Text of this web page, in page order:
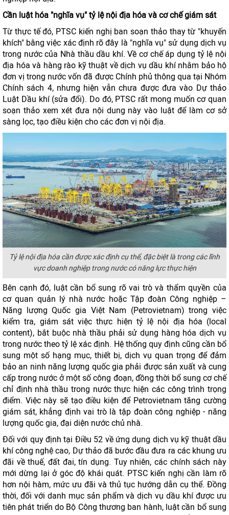
Cần luật hóa "nghĩa vụ" tỷ lệ nội địa hóa và cơ chế giám sát
Từ thực tế đó, PTSC kiến nghị ban soạn thảo thay từ "khuyến
khích" bằng việc xác định rõ đây là "nghĩa vụ" sử dụng dịch vụ
trong nước của Nhà thầu dầu khí. Về cơ chế áp dụng tỷ lệ nội
địa hóa và hàng rào kỹ thuật về dịch vụ dầu khí nhằm bảo hộ
đơn vị trong nước vốn đã được Chính phủ thông qua tại Nhóm
Chính sách 4, nhưng hiện vẫn chưa được đưa vào Dự thảo
Luật Dầu khí (sửa đổi). Do đó, PTSC rất mong muốn cơ quan
soạn thảo xem xét đưa nội dung này vào luật để làm cơ sở
sàng lọc, tạo điều kiện cho các đơn vị nội địa.
Tỷ lệ nội địa hóa cần được xác định cụ thể, đặc biệt là trong các lĩnh
vực doanh nghiệp trong nước có năng lực thực hiện
Bên cạnh đó, luật cần bổ sung rõ vai trò và thẩm quyền của
cơ quan quản lý nhà nước hoặc Tập đoàn Công nghiệp –
Năng lượng Quốc gia Việt Nam (Petrovietnam) trong việc
kiểm tra, giám sát việc thực hiện tỷ lệ nội địa hóa (local
content), bắt buộc nhà thầu phải sử dụng hàng hóa dịch vụ
trong nước theo tỷ lệ xác định. Hệ thống quy định cũng cần bổ
sung một số hạng mục, thiết bị, dịch vụ quan trọng để đảm
bảo an ninh năng lượng quốc gia phải được sản xuất và cung
cấp trong nước ở một số công đoạn, đồng thời bổ sung cơ chế
chỉ định nhà thầu trong nước thực hiện các công trình trọng
điểm. Việc này sẽ tạo điều kiện để Petrovietnam tăng cường
giám sát, khẳng định vai trò là tập đoàn công nghiệp - năng
lượng quốc gia, đại diện nước chủ nhà.
Đối với quy định tại Điều 52 về ứng dụng dịch vụ kỹ thuật dầu
khí công nghệ cao, Dự thảo đã bước đầu đưa ra các khung ưu
đãi về thuế, đất đai, tín dụng. Tuy nhiên, các chính sách này
mới dừng lại ở góc độ khái quát. PTSC kiến nghị cần làm rõ
hơn nội hàm, mức ưu đãi và thủ tục hướng dẫn cụ thể. Đồng
thời, đối với danh mục sản phẩm và dịch vụ dầu khí được ưu
tiên phát triển do Bộ Công thương ban hành, luật cần bổ sung